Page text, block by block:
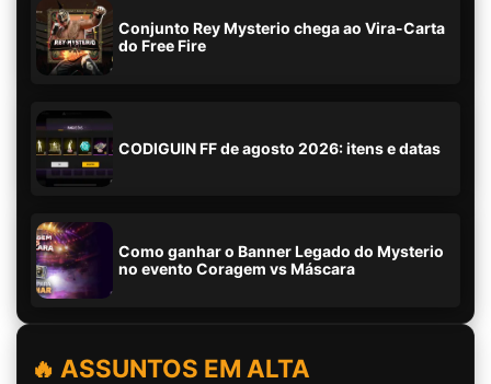
Conjunto Rey Mysterio chega ao Vira-Carta
do Free Fire
CODIGUIN FF de agosto 2026: itens e datas
Como ganhar o Banner Legado do Mysterio
no evento Coragem vs Máscara
🔥 ASSUNTOS EM ALTA